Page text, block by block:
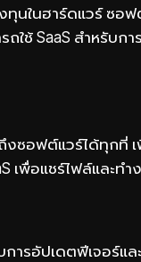
ทุนในฮาร์ดแวร์ ซอ
ใช้ SaaS สำหรับก
ถึงซอฟต์แวร์ได้ทุกที่
เพื่อแชร์ไฟล์และท
บการอัปเดตฟีเจอร์